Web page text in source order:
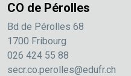
CO de Pérolles
Bd de Pérolles 68
1700 Fribourg
026 424 55 88
secr.co.perolles@edufr.ch